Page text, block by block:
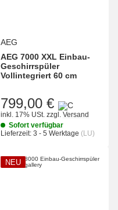
AEG
AEG 7000 XXL Einbau-
Geschirrspüler
Vollintegriert 60 cm
799,00 €
inkl. 17% USt. zzgl. Versand
Sofort verfügbar
Lieferzeit: 3 - 5 Werktage (LU)
NEU